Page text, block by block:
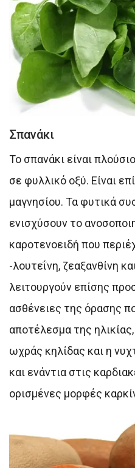
Σπανάκι
Το σπανάκι είναι
σε φυλλικό οξύ. Είναι
μαγνησίου. Τα φυτικά
ενισχύσουν το
καροτενοειδή που
-λουτεΐνη, ζεαξανθίνη
λειτουργούν επίσης
ασθένειες της όρασης
αποτέλεσμα της
ωχράς κηλίδας και η
και ενάντια στις
ορισμένες μορφές